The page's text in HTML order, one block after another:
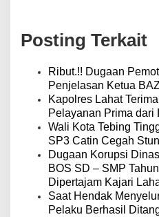
i
p
Posting Terkait
Ribut.!! Dugaan
Penjelasan Ketua
Kapolres Lahat
Pelayanan Prima dari
Wali Kota Tebing
SP3 Catin Cegah
Dugaan Korupsi
BOS SD – SMP
Dipertajam Kajari
Saat Hendak
Pelaku Berhasil